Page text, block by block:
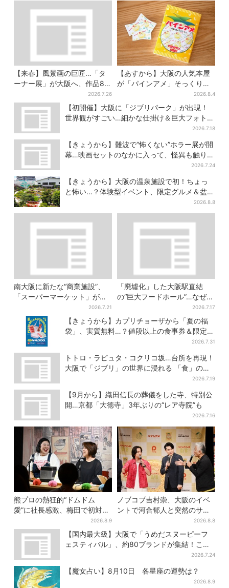
【来春】風景画の巨匠…「タ
ーナー展」が大阪へ、作品80
点以上がロンドンから集結2026.7.26
【あすから】大阪の人気本屋
が「パインアメ」そっくりの
ブックカバー開発、梅田で先
行販売
2026.8.4
【初開催】大阪に「ジブリパーク」が出現！
世界観がすごい…細かな仕掛け＆巨大フォトス
2026.7.18
【きょうから】難波で“怖くない”ホラー展が開
幕…映画セットのなかに入って、怪異も触り放
2026.7.24
【きょうから】大阪の温泉施設で初！ちょっ
と怖い…？体験型イベント、限定グルメ＆盆踊
2026.8.8
南大阪に新たな“商業施設”、
「スーパーマーケット」が先
行オープン！駅直結＆21時ま
で営業
2026.7.21
「廃墟化」した大阪駅直結
の“巨大フードホール”…なぜ？
実は、梅田ランチ＆カフェの
穴場だった
2026.7.17
【きょうから】カプリチョーザから「夏の福
袋」、実質無料…？値段以上の食事券＆限定ア
2026.7.31
トトロ・ラピュタ・コクリコ坂…台所を再現！
大阪で「ジブリ」の世界に浸れる 「食」の展
2026.7.19
【9月から】織田信長の葬儀をした寺、特別公
開…京都「大徳寺」3年ぶりの“レア寺院”も
2026.7.16
熊プロの熱狂的“ドムドム
愛”に社長感激、梅田で初対面
トーク…超レアプレゼントに
歓喜「一生好きでいさせてく
ださい！」
2026.8.9
ノブコブ吉村崇、大阪のイベ
ントで河合郁人と突然のサシ
トーク…名物プロデューサー
の“無茶振り”に混乱「狂って
る！」
2026.8.8
【国内最大級】大阪で「うめだスヌーピーフ
ェスティバル」、約80ブランドが集結！ここ
2026.7.24
【魔女占い】8月10日 各星座の運勢は？
2026.8.9